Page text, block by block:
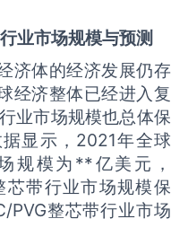
行业市场规模与预测
济体的经济发展仍存
经济整体已经进入复
业市场规模也总体保
显示，2021年全球
规模为**亿美元，
芯带行业市场规模保
PVG整芯带行业市场